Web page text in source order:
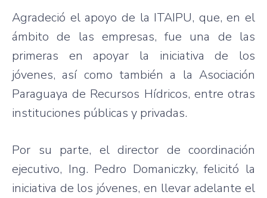
Agradeció el apoyo de la ITAIPU, que, en el
ámbito de las empresas, fue una de las
primeras en apoyar la iniciativa de los
jóvenes, así como también a la Asociación
Paraguaya de Recursos Hídricos, entre otras
instituciones públicas y privadas.
Por su parte, el director de coordinación
ejecutivo, Ing. Pedro Domaniczky, felicitó la
iniciativa de los jóvenes, en llevar adelante el